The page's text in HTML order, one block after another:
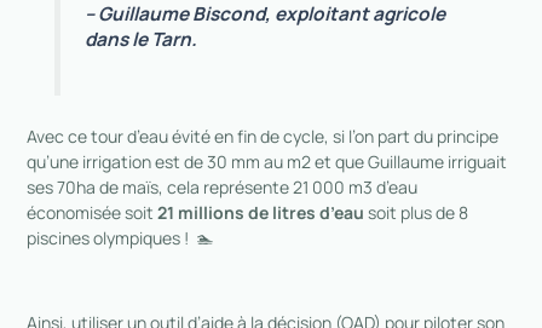
– Guillaume Biscond, exploitant agricole
dans le Tarn.
Avec ce tour d’eau évité en fin de cycle, si l’on part du principe
qu’une irrigation est de 30 mm au m2 et que Guillaume irriguait
ses 70ha de maïs, cela représente 21 000 m3 d’eau
économisée soit21 millions de litres d’eau soit plus de 8
piscines olympiques ! 🏊
Ainsi, utiliser un outil d’aide à la décision (OAD) pour piloter son